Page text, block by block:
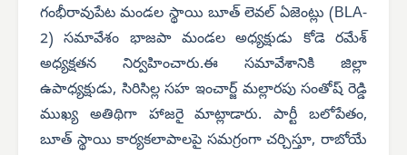
గంభీరావుపేట మండల స్థాయి బూత్ లెవల్ ఏజెంట్లు (BLA-
2) సమావేశం భాజపా మండల అధ్యక్షుడు కోడె రమేశ్
అధ్యక్షతన నిర్వహించారు.ఈ సమావేశానికి జిల్లా
ఉపాధ్యక్షుడు, సిరిసిల్ల సహ ఇంచార్జ్ మల్లారపు సంతోష్ రెడ్డి
ముఖ్య అతిథిగా హాజరై మాట్లాడారు. పార్టీ బలోపేతం,
బూత్ స్థాయి కార్యకలాపాలపై సమగ్రంగా చర్చిస్తూ, రాబోయే